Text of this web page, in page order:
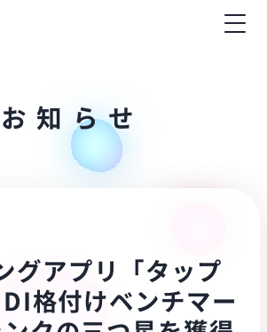
お 知 ら せ
グアプリ「タップ
格付けベンチマー